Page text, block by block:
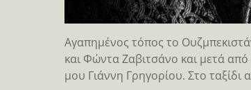
Αγαπημένος τόπος το
και Φώντα Ζαβιτσάνο και μετά
μου Γιάννη Γρηγορίου. Στο ταξίδι